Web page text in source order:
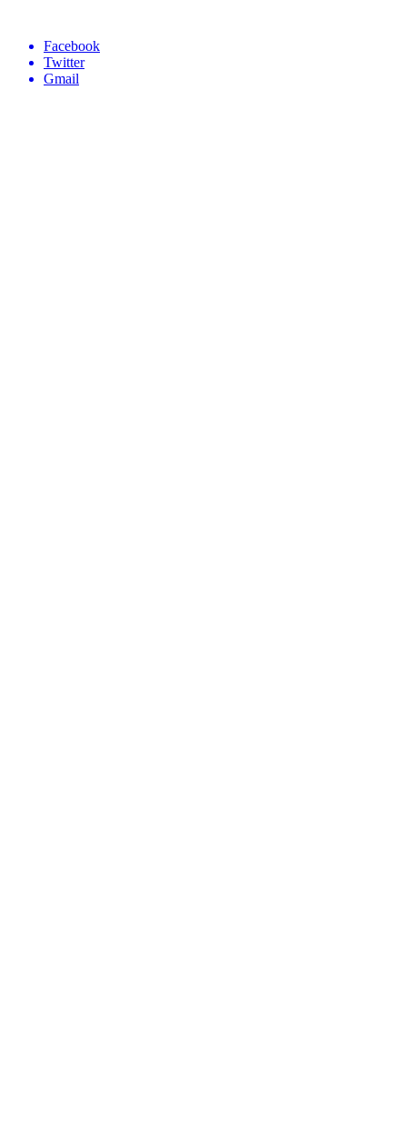
Facebook
Twitter
Gmail